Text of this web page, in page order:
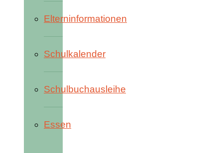
Elterninformationen
Schulkalender
Schulbuchausleihe
Essen